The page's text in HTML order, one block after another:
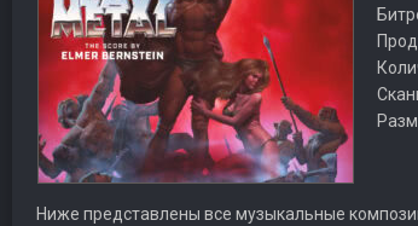
Ниже представлены все музыкальные